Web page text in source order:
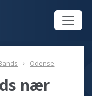
Odense
nær